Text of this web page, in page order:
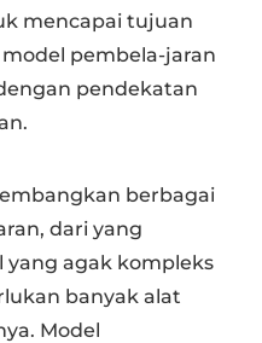
mencapai tujuan
pembela-jaran
pendekatan
berbagai
dari yang
yang agak kompleks
banyak alat
Model